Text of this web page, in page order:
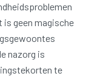
is geen magische
nazorg is
te